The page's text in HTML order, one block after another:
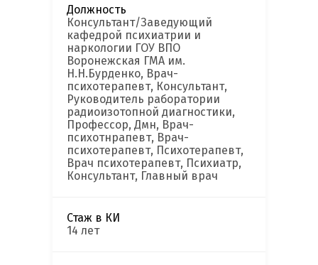
Должность
Консультант/Заведующий
кафедрой психиатрии и
наркологии ГОУ ВПО
Воронежская ГМА им.
Н.Н.Бурденко, Врач-
психотерапевт, Консультант,
Руководитель раборатории
радиоизотопной диагностики,
Профессор, Дмн, Врач-
психотнрапевт, Врач-
психотерапевт, Психотерапевт,
Врач психотерапевт, Психиатр,
Консультант, Главный врач
Стаж в КИ
14 лет